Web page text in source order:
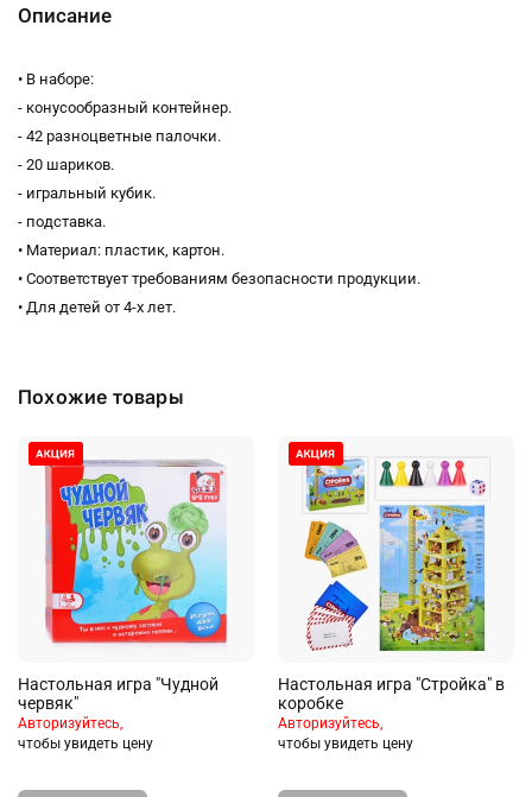
Описание
• В наборе:
- конусообразный контейнер.
- 42 разноцветные палочки.
- 20 шариков.
- игральный кубик.
- подставка.
• Материал: пластик, картон.
• Соответствует требованиям безопасности продукции.
• Для детей от 4-х лет.
Похожие товары
Настольная игра "Чудной
червяк"
Авторизуйтесь,
чтобы увидеть цену
Настольная игра "Стройка" в
коробке
Авторизуйтесь,
чтобы увидеть цену